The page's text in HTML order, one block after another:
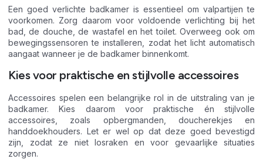
Een goed verlichte badkamer is essentieel om valpartijen te
voorkomen. Zorg daarom voor voldoende verlichting bij het
bad, de douche, de wastafel en het toilet. Overweeg ook om
bewegingssensoren te installeren, zodat het licht automatisch
aangaat wanneer je de badkamer binnenkomt.
Kies voor praktische en stijlvolle accessoires
Accessoires spelen een belangrijke rol in de uitstraling van je
badkamer. Kies daarom voor praktische én stijlvolle
accessoires, zoals opbergmanden, doucherekjes en
handdoekhouders. Let er wel op dat deze goed bevestigd
zijn, zodat ze niet losraken en voor gevaarlijke situaties
zorgen.